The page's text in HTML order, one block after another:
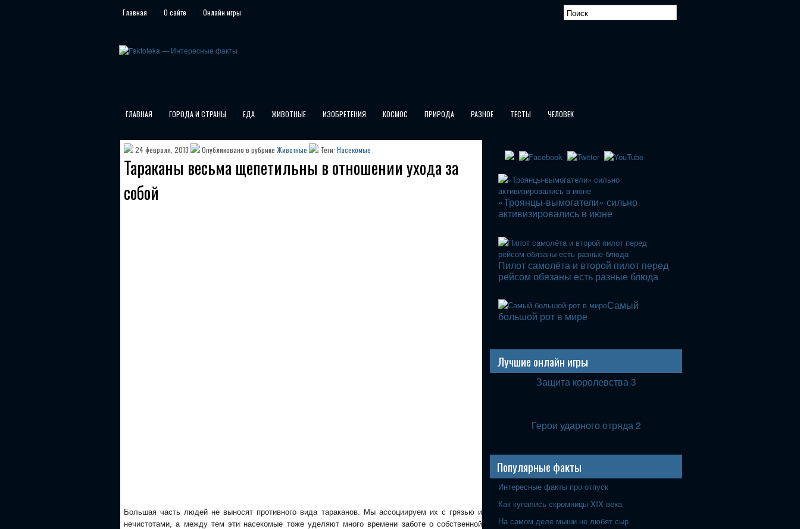
Главная О сайте Онлайн игры
ГЛАВНАЯ ГОРОДА И СТРАНЫ ЕДА ЖИВОТНЫЕ ИЗОБРЕТЕНИЯ КОСМОС ПРИРОДА РАЗНОЕ ТЕСТЫ ЧЕЛОВЕК
24 февраля, 2013 Опубликовано в рубрике Животные Теги: Насекомые
Тараканы весьма щепетильны в отношении ухода за
собой
Большая часть людей не выносят противного вида тараканов. Мы ассоциируем их с грязью и
нечистотами, а между тем эти насекомые тоже уделяют много времени заботе о собственной
«Троянцы-вымогатели» сильно
активизировались в июне
Пилот самолёта и второй пилот перед
рейсом обязаны есть разные блюда
Самый
большой рот в мире
Лучшие онлайн игры
Защита королевства 3
Герои ударного отряда 2
Популярные факты
Интересные факты про отпуск
Как купались скромницы XIX века
На самом деле мыши не любят сыр